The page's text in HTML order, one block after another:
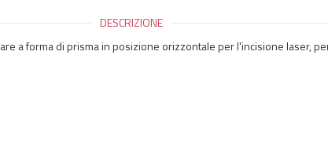
DESCRIZIONE
a forma di prisma in posizione orizzontale per l'incisione laser,